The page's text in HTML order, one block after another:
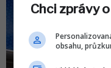
Chci zprávy
obsahu,